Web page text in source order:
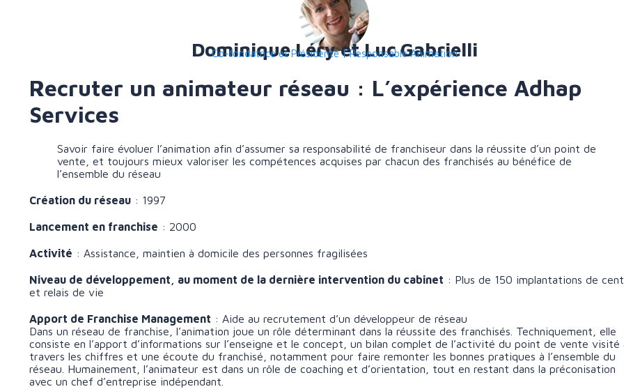
Dominique Léry et Luc Gabrielli
Co-fondatrice et Présidente | Responsable Animation
Recruter un animateur réseau : L’expérience Adhap
Services
Savoir faire évoluer l’animation afin d’assumer sa responsabilité de franchiseur dans la réussite d’un point de
vente, et toujours mieux valoriser les compétences acquises par chacun des franchisés au bénéfice de
l’ensemble du réseau
Création du réseau : 1997
Lancement en franchise : 2000
Activité : Assistance, maintien à domicile des personnes fragilisées
Niveau de développement, au moment de la dernière intervention du cabinet : Plus de 150 implantations de
et relais de vie
Apport de Franchise Management : Aide au recrutement d’un développeur de réseau
Dans un réseau de franchise, l’animation joue un rôle déterminant dans la réussite des franchisés. Techniquement, elle
consiste en l’apport d’informations sur l’enseigne et le concept, un bilan complet de l’activité du point de vente visité
travers les chiffres et une écoute du franchisé, notamment pour faire remonter les bonnes pratiques à l’ensemble du
réseau. Humainement, l’animateur est dans un rôle de coaching et d’orientation, tout en restant dans la préconisation
avec un chef d’entreprise indépendant.